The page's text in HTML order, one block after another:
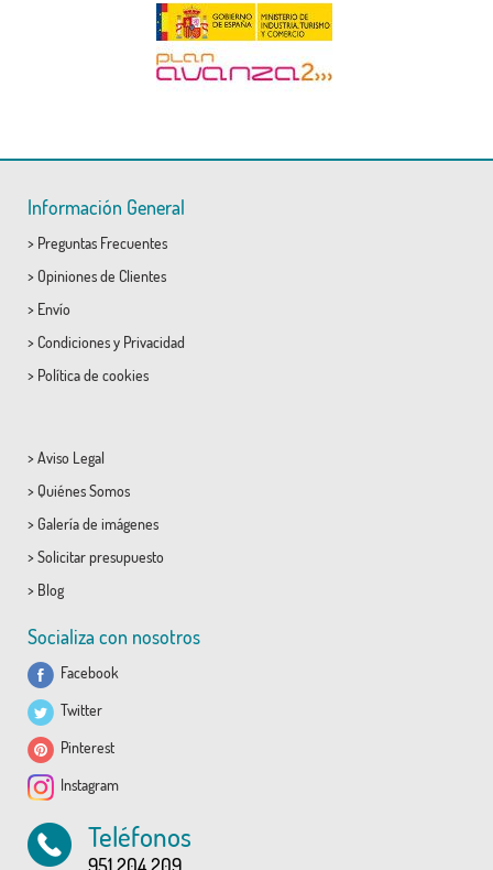
Información General
> Preguntas Frecuentes
> Opiniones de Clientes
> Envío
> Condicionesy Privacidad
> Política de cookies
> Aviso Legal
> Quiénes Somos
> Galería de imágenes
> Solicitar presupuesto
> Blog
Socializa con nosotros
Facebook
Twitter
Pinterest
Instagram
Teléfonos
951 204 209